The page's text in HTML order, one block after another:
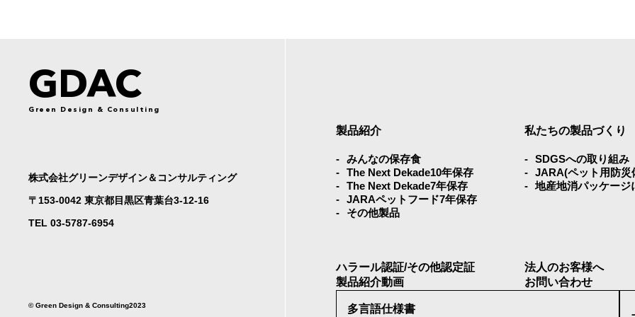
GDAC
Green Design & Consulting
株式会社グリーンデザイン＆コンサルティング
〒153-0042 東京都目黒区青葉台3-12-16
TEL 03-5787-6954
©︎ Green Design & Consulting2023
製品紹介
みんなの保存⾷
The Next Dekade10年保存
The Next Dekade7年保存
JARAペットフード7年保存
その他製品
私たちの製品づくり
SDGSへの取り組み
JARA(ペット⽤防災
地産地消パッケージ
ハラール認証/その他認定証
法人のお客様へ
製品紹介動画
お問い合わせ
多言語仕様書